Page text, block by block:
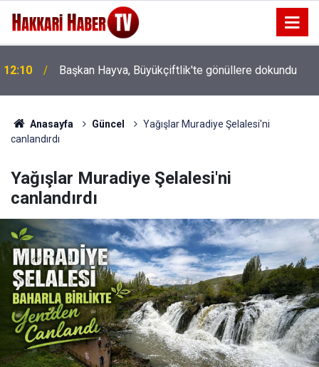
11:47 Van'da Tüp Bebek tedavisinde başarı oranı artıyor
Anasayfa Güncel
Yağışlar Muradiye Şelalesi'ni
canlandırdı
Yağışlar Muradiye Şelalesi'ni
canlandırdı